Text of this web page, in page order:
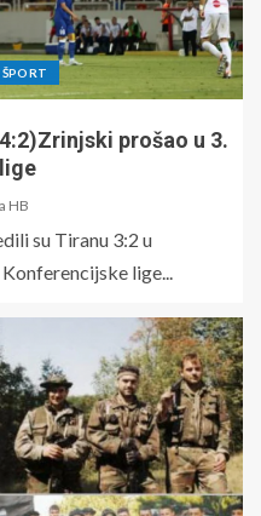
ŠPORT
prošao u 3.
HB
su Tiranu 3:2 u
lige...